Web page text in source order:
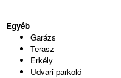
Egyéb
Garázs
Terasz
Erkély
Udvari parkoló